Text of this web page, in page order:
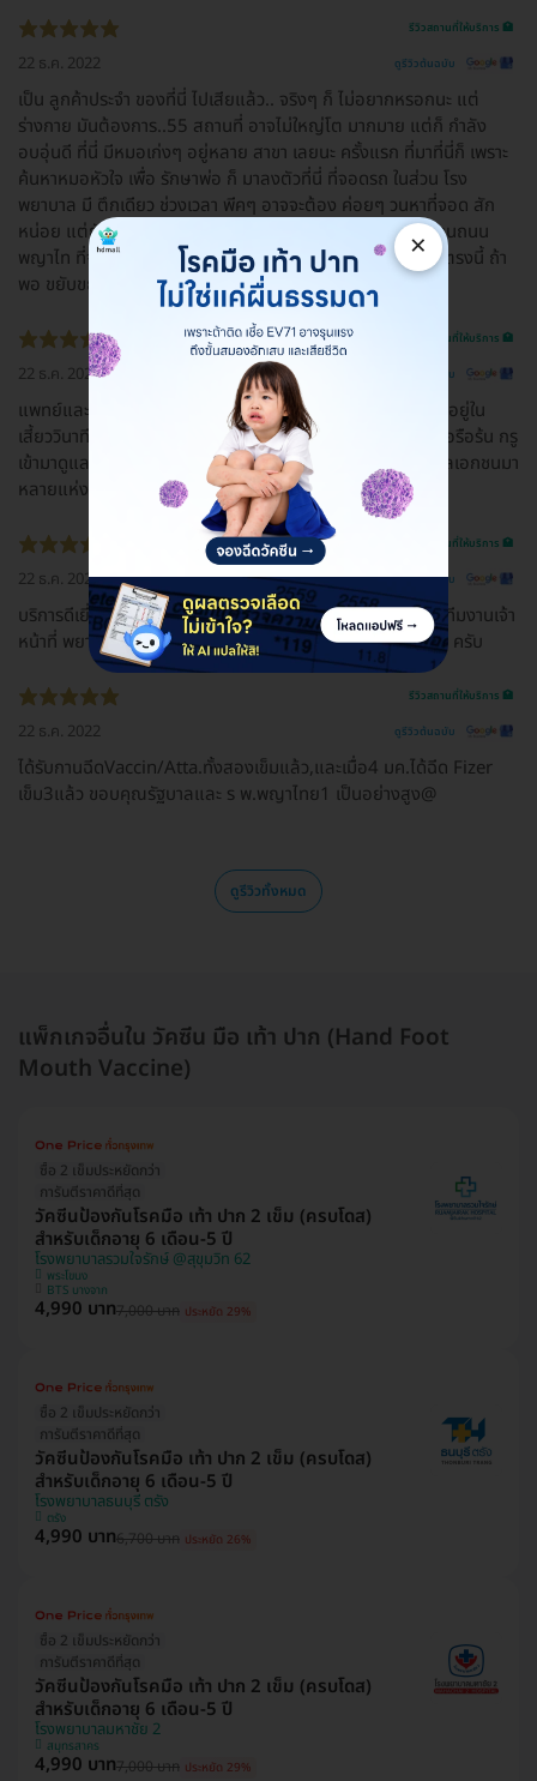
รีวิวสถานที่ให้บริการ 🏥
22 ธ.ค. 2022 ดูรีวิวต้นฉบับ
เป็น ลูกค้าประจำ ของที่นี่ ไปเสียแล้ว.. จริงๆ ก็ ไม่อยากหรอกนะ แต่
ร่างกาย มันต้องการ..55 สถานที่ อาจไม่ใหญ่โต มากมาย แต่ก็ กำลัง
อบอุ่นดี ที่นี่ มีหมอเก่งๆ อยู่หลาย สาขา เลยนะ ครั้งแรก ที่มาที่นี่ก็ เพราะ
ค้นหาหมอหัวใจ เพื่อ รักษาพ่อ ก็ มาลงตัวที่นี่ ที่จอดรถ ในส่วน โรง
พยาบาล มี ตึกเดียว ช่วงเวลา พีคๆ อาจจะต้อง ค่อยๆ วนหาที่จอด สัก
หน่อย แต่ยังมีลานจอดยนต์ ด้านนอกอีก แถวๆ จุดกลับรถ ด้านถนน
พญาไท ที่จอด มอเตอร์ไซค์ บนอาคารจอดรถ แน่นตลอด ส่วนตรงนี้ ถ้า
พอ ขยับขยายได้ จะ ดีมากๆ
รีวิวสถานที่ให้บริการ 🏥
22 ธ.ค. 2022 ดูรีวิวต้นฉบับ
แพทย์และพยาบาลที่ห้องฉุกเฉินดูแลดีมากเลยค่ะ ช่วงเวลาที่เราอยู่ใน
เสี้ยววินาทีแห่งความตาย ร่างการแทบไม่ไหวแล้ว พวกเค้ากระตือรือร้น กรู
เข้ามาดูแลใส่ใจในการรักษา พระทับใจมากๆค่ะ เคยไปโรงพยาบาลเอกชนมา
หลายแห่ง พูดได้เต็มปากที่นี่ใส่ใจดีที่สุดเลยค่ะ♥️
รีวิวสถานที่ให้บริการ 🏥
22 ธ.ค. 2022 ดูรีวิวต้นฉบับ
บริการดีเยี่ยมมากครับ เหมือนมาพักผ่อนชาร์จแบตเตอร์รี่ครับ ทีมงานเจ้า
หน้าที่ พยาบาล และอาจารย์หมอ ดูแลรักษา ให้คำปรึกษาแนะนำ ครับ
รีวิวสถานที่ให้บริการ 🏥
22 ธ.ค. 2022 ดูรีวิวต้นฉบับ
ได้รับกานฉีดVaccin/Atta.ทั้งสองเข็มแล้ว,และเมื่อ4 มค.ได้ฉีด Fizer
เข็ม3แล้ว ขอบคุณรัฐบาลและ ร พ.พญาไทย1 เป็นอย่างสูง@
ดูรีวิวทั้งหมด
แพ็กเกจอื่นใน วัคซีน มือ เท้า ปาก (Hand Foot
Mouth Vaccine)
ซื้อ 2 เข็มประหยัดกว่า
การันตีราคาดีที่สุด
วัคซีนป้องกันโรคมือ เท้า ปาก 2 เข็ม (ครบโดส)
สำหรับเด็กอายุ 6 เดือน-5 ปี
โรงพยาบาลรวมใจรักษ์ @สุขุมวิท 62
พระโขนง
BTS บางจาก
4,990 บาท7,000 บาท ประหยัด 29%
ซื้อ 2 เข็มประหยัดกว่า
การันตีราคาดีที่สุด
วัคซีนป้องกันโรคมือ เท้า ปาก 2 เข็ม (ครบโดส)
สำหรับเด็กอายุ 6 เดือน-5 ปี
โรงพยาบาลธนบุรี ตรัง
ตรัง
4,990 บาท6,700 บาท ประหยัด 26%
ซื้อ 2 เข็มประหยัดกว่า
การันตีราคาดีที่สุด
วัคซีนป้องกันโรคมือ เท้า ปาก 2 เข็ม (ครบโดส)
สำหรับเด็กอายุ 6 เดือน-5 ปี
โรงพยาบาลมหาชัย 2
สมุทรสาคร
4,990 บาท7,000 บาท ประหยัด 29%
×